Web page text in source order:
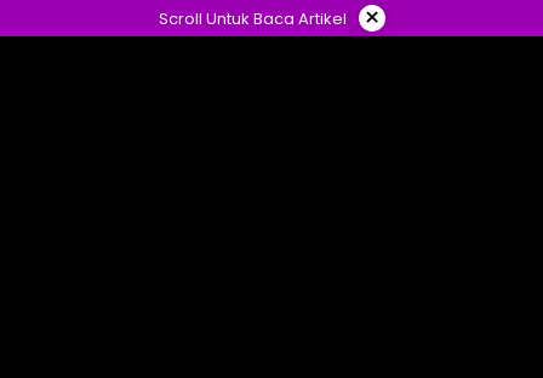
ke
Scroll Untuk Baca Artikel ×